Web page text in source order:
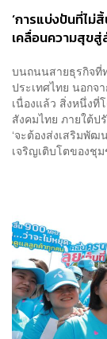
‘การแบ่งปันที่ไม่
เคลื่อนความสุข
บนถนนสายธุรกิจที่
ประเทศไทย นอกจ
เนื่องแล้ว สิ่งหนึ่งที่
สังคมไทย ภายใต้ป
‘จะต้องส่งเสริมพั
เจริญเติบโตของชุ